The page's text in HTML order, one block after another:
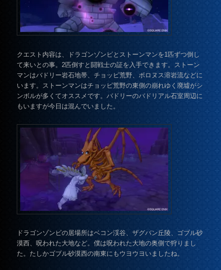
クエスト内容は、ドラゴンゾンビとストーンマンを1匹ずつ倒し
て来いとの事。2匹倒すと闘戦士の証を入手できます。ストーン
マンはバドリー岩石地帯、チョッピ荒野、ボロヌス溶岩流などに
います。ストーンマンはチョッピ荒野の東側の崩れゆく廃墟がシ
ンボルが多くてオススメです。バドリーのバドリアル石室周辺に
もいますが今日は混んでいました。
ドラゴンゾンビの居場所はベコン渓谷、ザグバン丘陵、ゴブル砂
漠西、呪われた大地など。僕は呪われた大地の奥側で狩りまし
た。たしかゴブル砂漠西の南東にもウヨウヨいましたね。